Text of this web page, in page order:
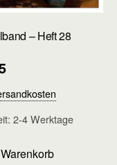
– Heft 28
2-4 Werktage